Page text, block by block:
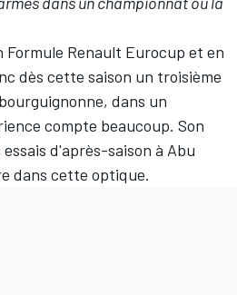
Formule Renault Eurocup et en
dès cette saison un troisième
dans un
compte beaucoup. Son
d'après-saison à Abu
dans cette optique.